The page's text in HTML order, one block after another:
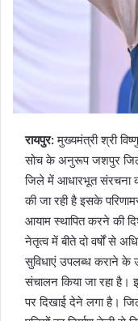
रायपुर:मुख्यमंत्री श्री
सोच के अनुरूप जशपुर जिले
जिले में आधारभूत संरचना
की जा रही है इसके
आयाम स्थापित करने की
नेतृत्व में बीते दो वर्षों से
सुविधाएं उपलब्ध कराने के
संचालन किया जा रहा
पर दिखाई देने लगा है।